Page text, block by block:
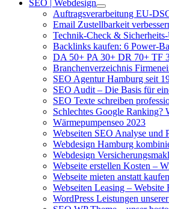
SEO | Webdesign
Auftragsverarbeitung EU-
Email Zustellbarkeit
Technik-Check &
Backlinks kaufen: 6 Power-
DA 50+ PA 30+ DR 70+ TF
Branchenverzeichnis
SEO Agentur Hamburg seit
SEO Audit – Die Basis für
SEO Texte schreiben
Schlechtes Google Ranking?
Wärmepumpenseo 2023
Webseiten SEO Analyse und
Webdesign Hamburg
Webdesign
Webseite erstellen Kosten –
Webseite mieten anstatt kaufen
Webseiten Leasing –
WordPress Leistungen